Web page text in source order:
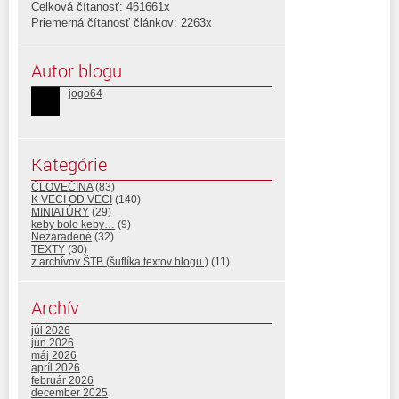
Celková čítanosť: 461661x
Priemerná čítanosť článkov: 2263x
Autor blogu
jogo64
Kategórie
ČLOVEČINA(83)
K VECI OD VECI (140)
MINIATÚRY (29)
keby bolo keby…
(9)
Nezaradené (32)
TEXTY (30)
z archívov ŠTB (šuflíka textov blogu ) (11)
Archív
júl 2026
jún 2026
máj 2026
apríl 2026
február 2026
december 2025